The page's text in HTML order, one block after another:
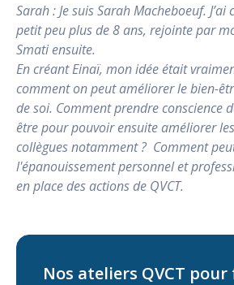
Sarah : Je suis Sarah Macheboeuf.
petit peu plus de 8 ans, rejointe par
Smati ensuite.
En créant Einaï, mon idée était
comment on peut améliorer le bien-
de soi. Comment prendre conscience
être pour pouvoir ensuite améliorer
collègues notamment ? Comment
l'épanouissement personnel et
en place des actions de QVCT.
Nos ateliers QVCT